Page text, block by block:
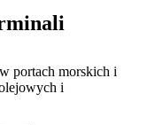
portach morskich i
i